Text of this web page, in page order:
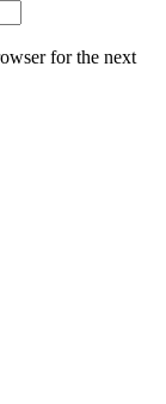
for the next